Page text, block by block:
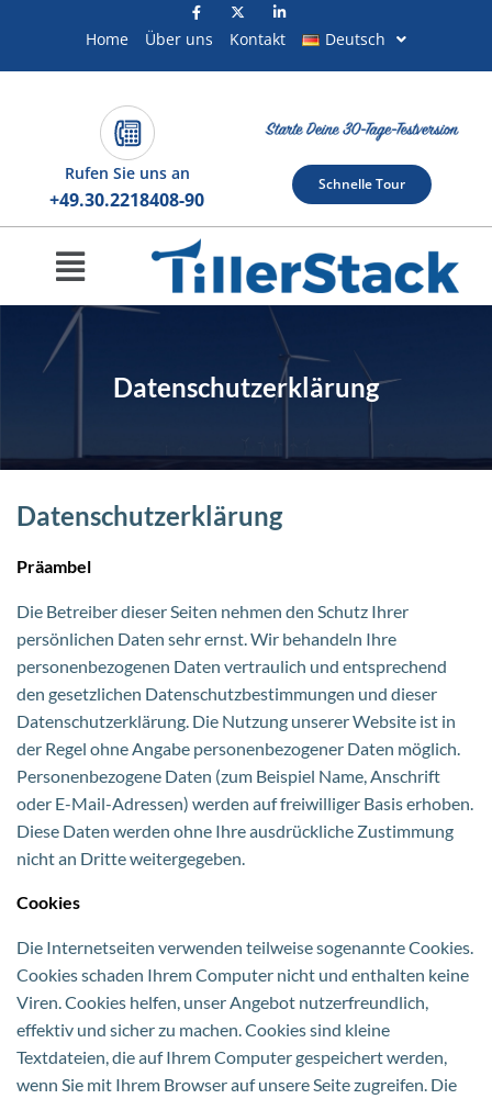
Home Über uns Kontakt Deutsch
Rufen Sie uns an
+49.30.2218408-90
Schnelle Tour
Menü
Datenschutzerklärung
Datenschutzerklärung
Präambel
Die Betreiber dieser Seiten nehmen den Schutz Ihrer
persönlichen Daten sehr ernst. Wir behandeln Ihre
personenbezogenen Daten vertraulich und entsprechend
den gesetzlichen Datenschutzbestimmungen und dieser
Datenschutzerklärung. Die Nutzung unserer Website ist in
der Regel ohne Angabe personenbezogener Daten möglich.
Personenbezogene Daten (zum Beispiel Name, Anschrift
oder E-Mail-Adressen) werden auf freiwilliger Basis erhoben.
Diese Daten werden ohne Ihre ausdrückliche Zustimmung
nicht an Dritte weitergegeben.
Cookies
Die Internetseiten verwenden teilweise sogenannte Cookies.
Cookies schaden Ihrem Computer nicht und enthalten keine
Viren. Cookies helfen, unser Angebot nutzerfreundlich,
effektiv und sicher zu machen. Cookies sind kleine
Textdateien, die auf Ihrem Computer gespeichert werden,
wenn Sie mit Ihrem Browser auf unsere Seite zugreifen. Die